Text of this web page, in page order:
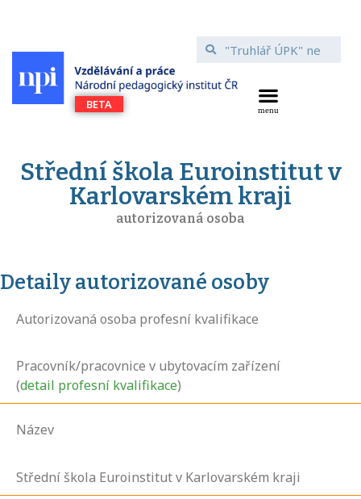
Střední škola Euroinstitut v
Karlovarském kraji
autorizovaná osoba
Detaily autorizované osoby
Autorizovaná osoba profesní kvalifikace
Pracovník/pracovnice v ubytovacím zařízení
(detail profesní kvalifikace)
Název
Střední škola Euroinstitut v Karlovarském kraji